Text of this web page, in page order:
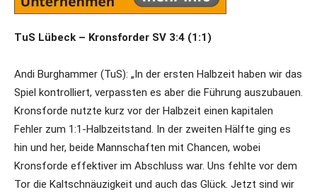
TuS Lübeck – Kronsforder SV 3:4 (1:1)
Andi Burghammer (TuS): „In der ersten Halbzeit haben wir das
Spiel kontrolliert, verpassten es aber die Führung auszubauen.
Kronsforde nutzte kurz vor der Halbzeit einen kapitalen
Fehler zum 1:1-Halbzeitstand. In der zweiten Hälfte ging es
hin und her, beide Mannschaften mit Chancen, wobei
Kronsforde effektiver im Abschluss war. Uns fehlte vor dem
Tor die Kaltschnäuzigkeit und auch das Glück. Jetzt sind wir